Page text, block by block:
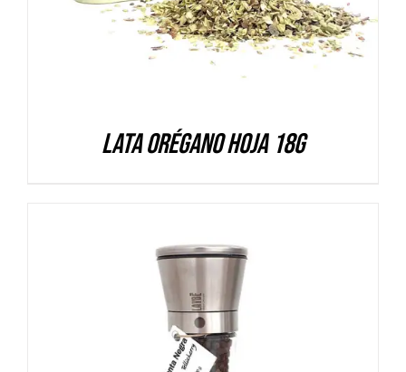
Lata Orégano hoja 18g